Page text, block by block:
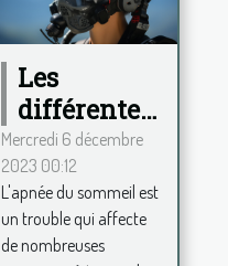
Les
différentes
formes
d'apnée du
sommeil
Mercredi 6 décembre
2023 00:12
L'apnée du sommeil est
un trouble qui affecte
de nombreuses